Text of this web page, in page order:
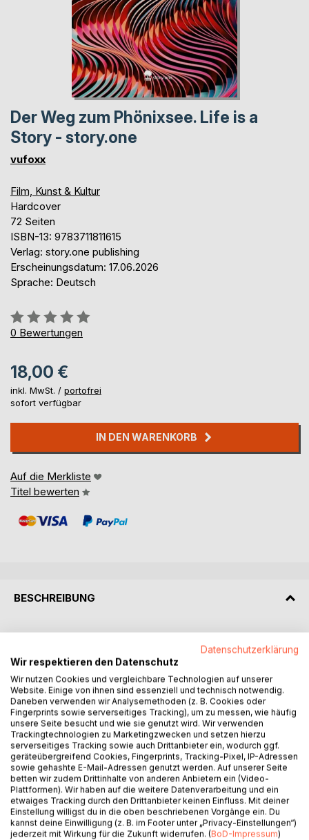
Der Weg zum Phönixsee. Life is a
Story - story.one
vufoxx
Film, Kunst & Kultur
Hardcover
72 Seiten
ISBN-13: 9783711811615
Verlag: story.one publishing
Erscheinungsdatum: 17.06.2026
Sprache: Deutsch
Bewertung::
0%
0 Bewertungen
18,00 €
inkl. MwSt. / portofrei
sofort verfügbar
IN DEN WARENKORB
Auf die Merkliste
Titel bewerten
BESCHREIBUNG
ein Lauftraining. "Der Weg zum Phönixsee" erzählt die
Geschichte eines Hobbyläufers, der gemeinsam mit
seinem digitalen Coach aus Algorithmen, Daten und
Herzfrequenzen eine Reise antritt, die weit über den
Asphalt hinausführt. Zwischen Trainingsplänen,
Selbstzweifeln und der Suche nach dem eigenen
Rhythmus entsteht ein ehrlicher Dialog zwischen Mensch
und Maschine - über Motivation, Scheitern und das leise
Glück, wenn Kopf und Körper endlich dieselbe Sprache
sprechen. Eine inspirierende Geschichte über Ausdauer,
Vertrauen und die Kunst weiterzulaufen - auch dann, wenn
der eigentliche Lauf längst vorbei ist.
Datenschutzerklärung
Wir respektieren den Datenschutz
Wir nutzen Cookies und vergleichbare Technologien auf unserer
Website. Einige von ihnen sind essenziell und technisch notwendig.
Daneben verwenden wir Analysemethoden (z. B. Cookies oder
Fingerprints sowie serverseitiges Tracking), um zu messen, wie häufig
unsere Seite besucht und wie sie genutzt wird. Wir verwenden
Trackingtechnologien zu Marketingzwecken und setzen hierzu
serverseitiges Tracking sowie auch Drittanbieter ein, wodurch ggf.
geräteübergreifend Cookies, Fingerprints, Tracking-Pixel, IP-Adressen
sowie gehashte E-Mail-Adressen genutzt werden. Auf unserer Seite
betten wir zudem Drittinhalte von anderen Anbietern ein (Video-
Plattformen). Wir haben auf die weitere Datenverarbeitung und ein
etwaiges Tracking durch den Drittanbieter keinen Einfluss. Mit deiner
Einstellung willigst du in die oben beschriebenen Vorgänge ein. Du
kannst deine Einwilligung (z. B. im Footer unter „Privacy-Einstellungen“)
jederzeit mit Wirkung für die Zukunft widerrufen. (BoD-Impressum)